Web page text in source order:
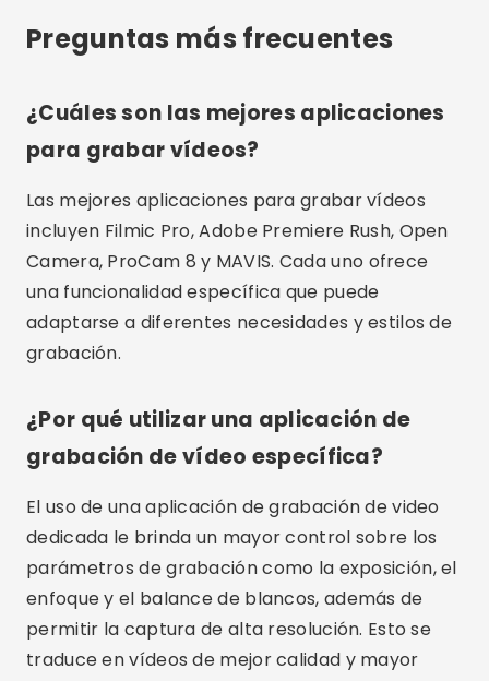
una funcionalidad específica que puede
adaptarse a diferentes necesidades y estilos de
¿Por qué utilizar una aplicación de
El uso de una aplicación de grabación de video
dedicada le brinda un mayor control sobre los
parámetros de grabación como la exposición, el
enfoque y el balance de blancos, además de
permitir la captura de alta resolución. Esto se
profesionalismo.
grabar vídeos?
Para elegir la mejor aplicación para grabar
videos, es importante considerar sus
necesidades específicas, como la calidad de
grabación deseada, los controles manuales